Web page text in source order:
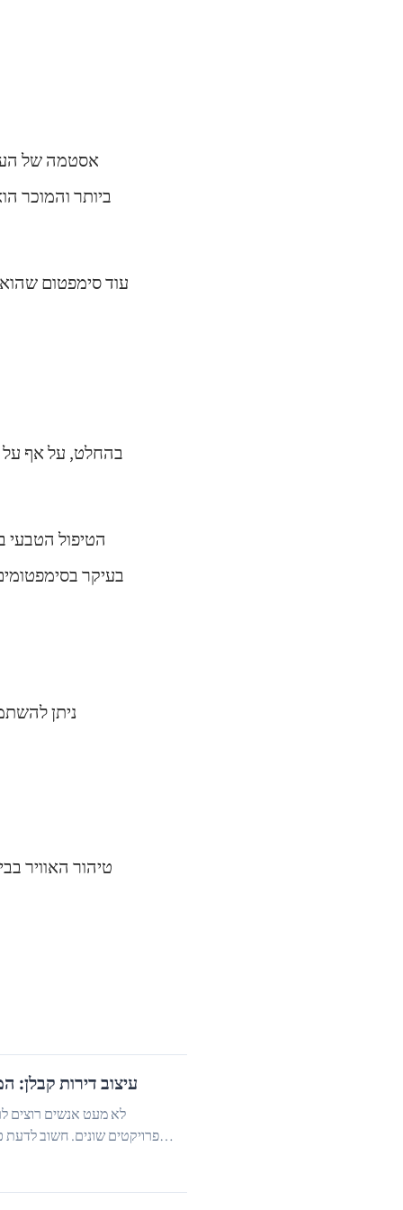
אסטמה של
ביותר והמוכר
עוד סימפטום
בהחלט, על אף על
הטיפול
בעיקר
ניתן
טיהור האוויר
עיצוב דירות קבלן:
לא מעט אנשים רוצים
בפרויקטים שונים. חשוב